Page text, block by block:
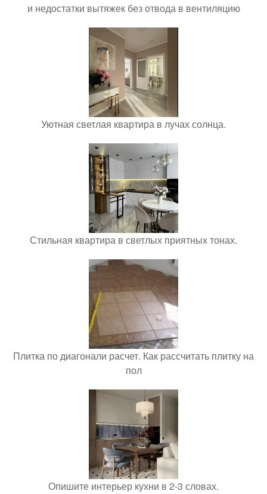
и недостатки вытяжек без отвода в вентиляцию
Уютная светлая квартира в лучах солнца.
Стильная квартира в светлых приятных тонах.
Плитка по диагонали расчет. Как рассчитать плитку на
пол
Опишите интерьер кухни в 2-3 словах.